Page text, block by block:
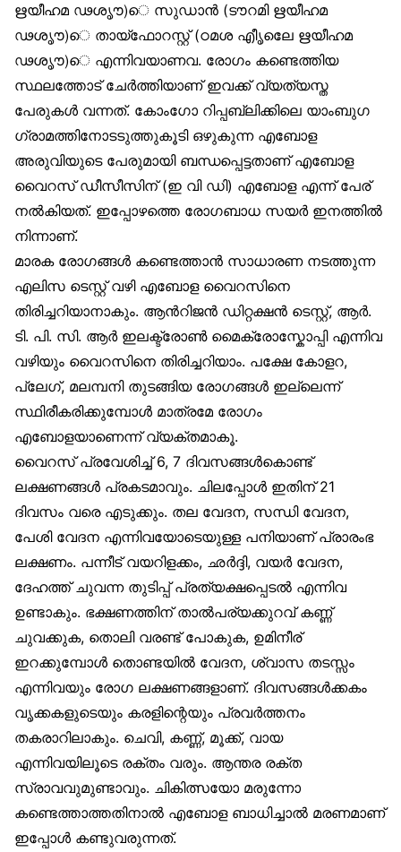
ഋയീഹമ ഢശൃൗ)െ സുഡാന്‍ (ടൗറമി ഋയീഹമ
ഢശൃൗ)െ തായ്ഫോറസ്റ്റ് (ഠമശ എീൃലെേ ഋയീഹമ
ഢശൃൗ)െ എന്നിവയാണവ. രോഗം കണ്ടെത്തിയ
സ്ഥലത്തോട് ചേര്‍ത്തിയാണ് ഇവക്ക് വ്യത്യസ്ത
പേരുകള്‍ വന്നത്. കോംഗോ റിപ്പബ്ലിക്കിലെ യാംബുഗ
ഗ്രാമത്തിനോടടുത്തുകൂടി ഒഴുകുന്ന എബോള
അരുവിയുടെ പേരുമായി ബന്ധപ്പെട്ടതാണ് എബോള
വൈറസ് ഡീസീസിന് (ഇ വി ഡി) എബോള എന്ന് പേര്
നല്‍കിയത്. ഇപ്പോഴത്തെ രോഗബാധ സയര്‍ ഇനത്തില്‍
നിന്നാണ്.
മാരക രോഗങ്ങള്‍ കണ്ടെത്താന്‍ സാധാരണ നടത്തുന്ന
എലിസ ടെസ്റ്റ് വഴി എബോള വൈറസിനെ
തിരിച്ചറിയാനാകും. ആന്‍റിജന്‍ ഡിറ്റക്ഷന്‍ ടെസ്റ്റ്, ആര്‍.
ടി. പി. സി. ആര്‍ ഇലക്ട്രോണ്‍ മൈക്രോസ്കോപ്പി എന്നിവ
വഴിയും വൈറസിനെ തിരിച്ചറിയാം. പക്ഷേ കോളറ,
പ്ലേഗ്, മലമ്പനി തുടങ്ങിയ രോഗങ്ങള്‍ ഇല്ലെന്ന്
സ്ഥിരീകരിക്കുമ്പോള്‍ മാത്രമേ രോഗം
എബോളയാണെന്ന് വ്യക്തമാകൂ.
വൈറസ് പ്രവേശിച്ച് 6, 7 ദിവസങ്ങള്‍കൊണ്ട്
ലക്ഷണങ്ങള്‍ പ്രകടമാവും. ചിലപ്പോള്‍ ഇതിന് 21
ദിവസം വരെ എടുക്കും. തല വേദന, സന്ധി വേദന,
പേശി വേദന എന്നിവയോടെയുള്ള പനിയാണ് പ്രാരംഭ
ലക്ഷണം. പന്നീട് വയറിളക്കം, ഛര്‍ദ്ദി, വയര്‍ വേദന,
ദേഹത്ത് ചുവന്ന തുടിപ്പ് പ്രത്യക്ഷപ്പെടല്‍ എന്നിവ
ഉണ്ടാകും. ഭക്ഷണത്തിന് താല്‍പര്യക്കുറവ് കണ്ണ്
ചുവക്കുക, തൊലി വരണ്ട് പോകുക, ഉമിനീര്
ഇറക്കുമ്പോള്‍ തൊണ്ടയില്‍ വേദന, ശ്വാസ തടസ്സം
എന്നിവയും രോഗ ലക്ഷണങ്ങളാണ്. ദിവസങ്ങള്‍ക്കകം
വൃക്കകളുടെയും കരളിന്റെയും പ്രവര്‍ത്തനം
തകരാറിലാകും. ചെവി, കണ്ണ്, മൂക്ക്, വായ
എന്നിവയിലൂടെ രക്തം വരും. ആന്തര രക്ത
സ്രാവവുമുണ്ടാവും. ചികിത്സയോ മരുന്നോ
കണ്ടെത്താത്തതിനാല്‍ എബോള ബാധിച്ചാല്‍ മരണമാണ്
ഇപ്പോള്‍ കണ്ടുവരുന്നത്.